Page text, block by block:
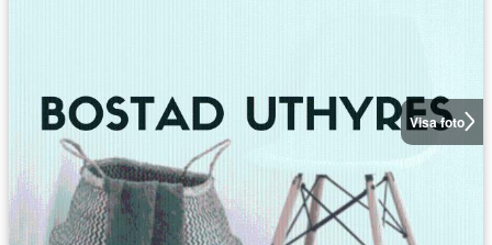
Visa foto